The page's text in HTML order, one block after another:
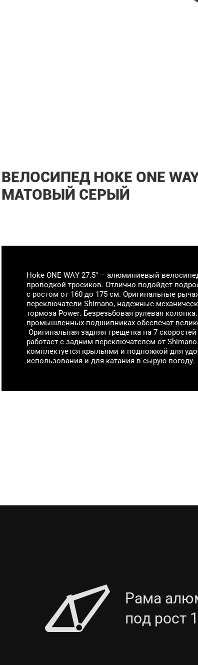
ВЕЛОСИПЕД HOKE ONE
МАТОВЫЙ СЕРЫЙ
Hoke ONE WAY 27.5" – алюминиевый
проводкой тросиков. Отлично подойдет
с ростом от 160 до 175 см. Оригинальные
переключатели Shimano, надежные
тормоза Power. Безрезьбовая рулевая
промышленных подшипниках обеспечат
Оригинальная задняя трещетка на 7
работает с задним переключателем от
комплектуется крыльями и подножкой для
использования и для катания в сырую погоду.
Рама
под рост